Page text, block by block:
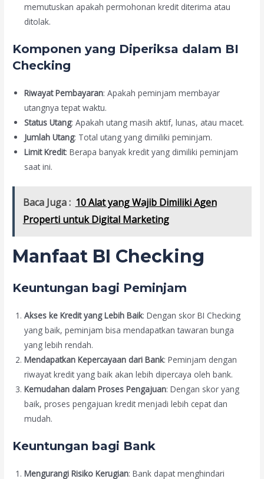
memutuskan apakah permohonan kredit diterima atau
ditolak.
Komponen yang Diperiksa dalam BI
Checking
Riwayat Pembayaran: Apakah peminjam membayar
utangnya tepat waktu.
Status Utang: Apakah utang masih aktif, lunas, atau macet.
Jumlah Utang: Total utang yang dimiliki peminjam.
Limit Kredit: Berapa banyak kredit yang dimiliki peminjam
saat ini.
Baca Juga : 10 Alat yang Wajib Dimiliki Agen
Properti untuk Digital Marketing
Manfaat BI Checking
Keuntungan bagi Peminjam
Akses ke Kredit yang Lebih Baik: Dengan skor BI Checking
yang baik, peminjam bisa mendapatkan tawaran bunga
yang lebih rendah.
Mendapatkan Kepercayaan dari Bank: Peminjam dengan
riwayat kredit yang baik akan lebih dipercaya oleh bank.
Kemudahan dalam Proses Pengajuan: Dengan skor yang
baik, proses pengajuan kredit menjadi lebih cepat dan
mudah.
Keuntungan bagi Bank
Mengurangi Risiko Kerugian: Bank dapat menghindari